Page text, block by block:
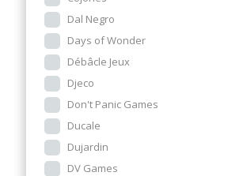
Dal Negro
Days of Wonder
Débâcle Jeux
Djeco
Don't Panic Games
Ducale
Dujardin
DV Games